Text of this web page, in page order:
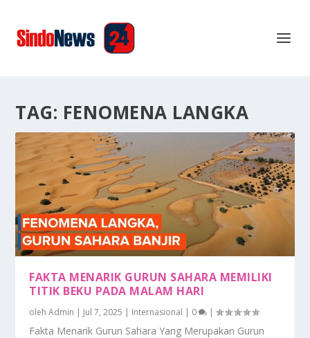
TAG: FENOMENA LANGKA
FAKTA MENARIK GURUN SAHARA MEMILIKI
TITIK BEKU PADA MALAM HARI
olehAdmin | Jul 7, 2025 | Internasional | 0 |
Fakta Menarik Gurun Sahara Yang Merupakan Gurun